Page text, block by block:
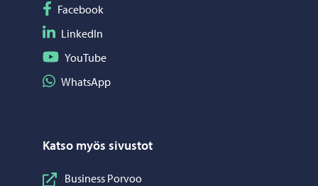
Seuraa Facebook
Facebook
Seuraa LinkedIn
LinkedIn
Seuraa YouTube
YouTube
Jaa WhatsApp
WhatsApp
Katso myös sivustot
Business Porvoo